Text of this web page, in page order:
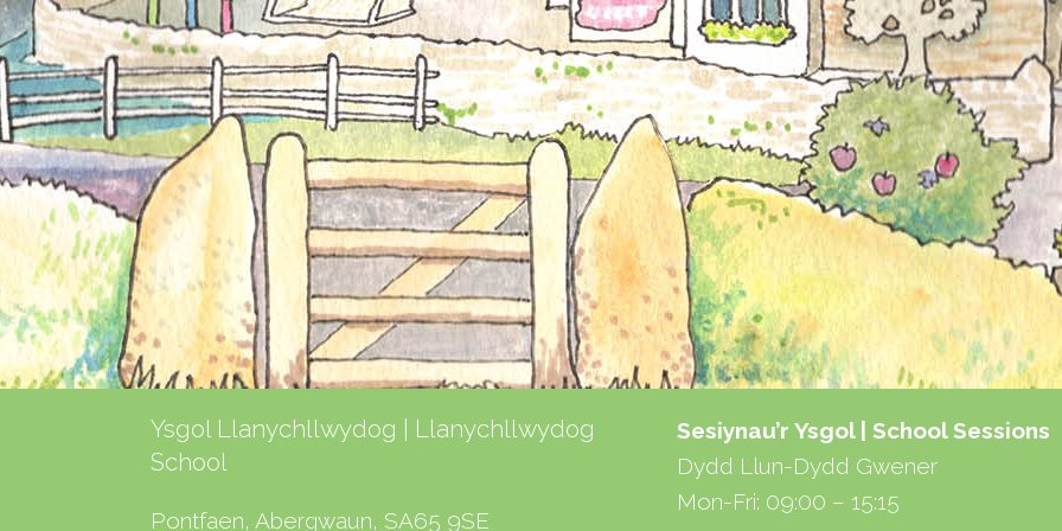
Ysgol Llanychllwydog | Llanychllwydog
School
Pontfaen, Abergwaun, SA65 9SE
Sesiynau’r Ysgol | School Sessions
Dydd Llun-Dydd Gwener
Mon-Fri: 09:00 – 15:15